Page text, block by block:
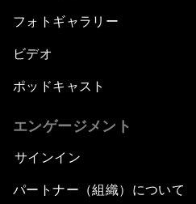
フォトギャラリー
ビデオ
ポッドキャスト
エンゲージメント
サインイン
パートナー（組織）について